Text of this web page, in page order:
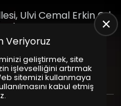
Ulvi Cemal Erkin Cd.
Veriyoruz
geliştirmek, site
işlevselliğini artırmak
sitemizi kullanmaya
kabul etmiş